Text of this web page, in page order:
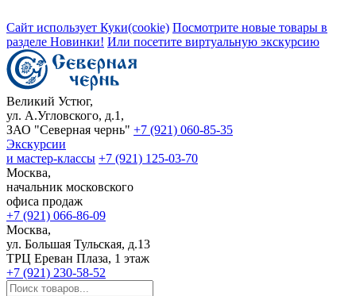
Сайт использует Куки(cookie) Посмотрите новые товары в
разделе Новинки! Или посетите виртуальную экскурсию
Великий Устюг,
ул. А.Угловского, д.1,
ЗАО "Северная чернь" +7 (921) 060-85-35
Экскурсии
и мастер-классы +7 (921) 125-03-70
Москва,
начальник московского
офиса продаж
+7 (921) 066-86-09
Москва,
ул. Большая Тульская, д.13
ТРЦ Ереван Плаза, 1 этаж
+7 (921) 230-58-52